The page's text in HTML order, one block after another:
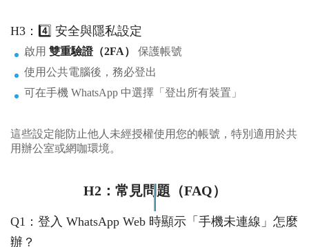
H3：4️⃣ 安全與隱私設定
啟用 雙重驗證（2FA）
保護帳號
使用公共電腦後，務必登出
可在手機 WhatsApp 中選擇「登出所有裝置」
這些設定能防止他人未經授權使用您的帳號，特別適用於共
用辦公室或網咖環境。
H2：常見問題（FAQ）
Q1：登入 WhatsApp Web 時顯示「手機未連線」怎麼
辦？